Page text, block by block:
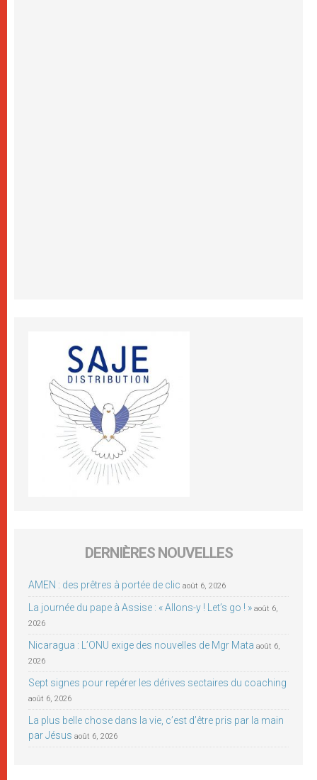
DERNIÈRES NOUVELLES
AMEN : des prêtres à portée de clic août 6, 2026
La journée du pape à Assise : « Allons-y ! Let’s go ! » août 6,
2026
Nicaragua : L’ONU exige des nouvelles de Mgr Mata août 6,
2026
Sept signes pour repérer les dérives sectaires du coaching
août 6, 2026
La plus belle chose dans la vie, c’est d’être pris par la main
par Jésus août 6, 2026